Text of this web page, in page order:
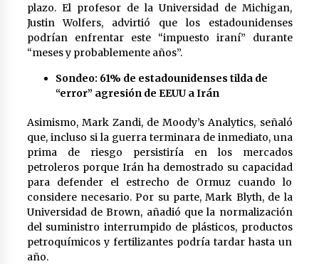
plazo. El profesor de la Universidad de Michigan,
Justin Wolfers, advirtió que los estadounidenses
podrían enfrentar este “impuesto iraní” durante
“meses y probablemente años”.
Sondeo: 61% de estadounidenses tilda de
“error” agresión de EEUU a Irán
Asimismo, Mark Zandi, de Moody’s Analytics, señaló
que, incluso si la guerra terminara de inmediato, una
prima de riesgo persistiría en los mercados
petroleros porque Irán ha demostrado su capacidad
para defender el estrecho de Ormuz cuando lo
considere necesario. Por su parte, Mark Blyth, de la
Universidad de Brown, añadió que la normalización
del suministro interrumpido de plásticos, productos
petroquímicos y fertilizantes podría tardar hasta un
año.